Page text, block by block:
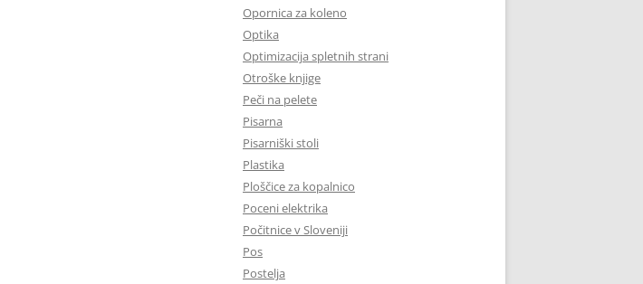
Opornica za koleno
Optika
Optimizacija spletnih strani
Otroške knjige
Peči na pelete
Pisarna
Pisarniški stoli
Plastika
Ploščice za kopalnico
Poceni elektrika
Počitnice v Sloveniji
Pos
Postelja